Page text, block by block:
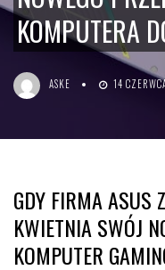
KOMPUTERA
ASKE 14
GDY FIRMA ASUS
KWIETNIA SWÓJ
KOMPUTER